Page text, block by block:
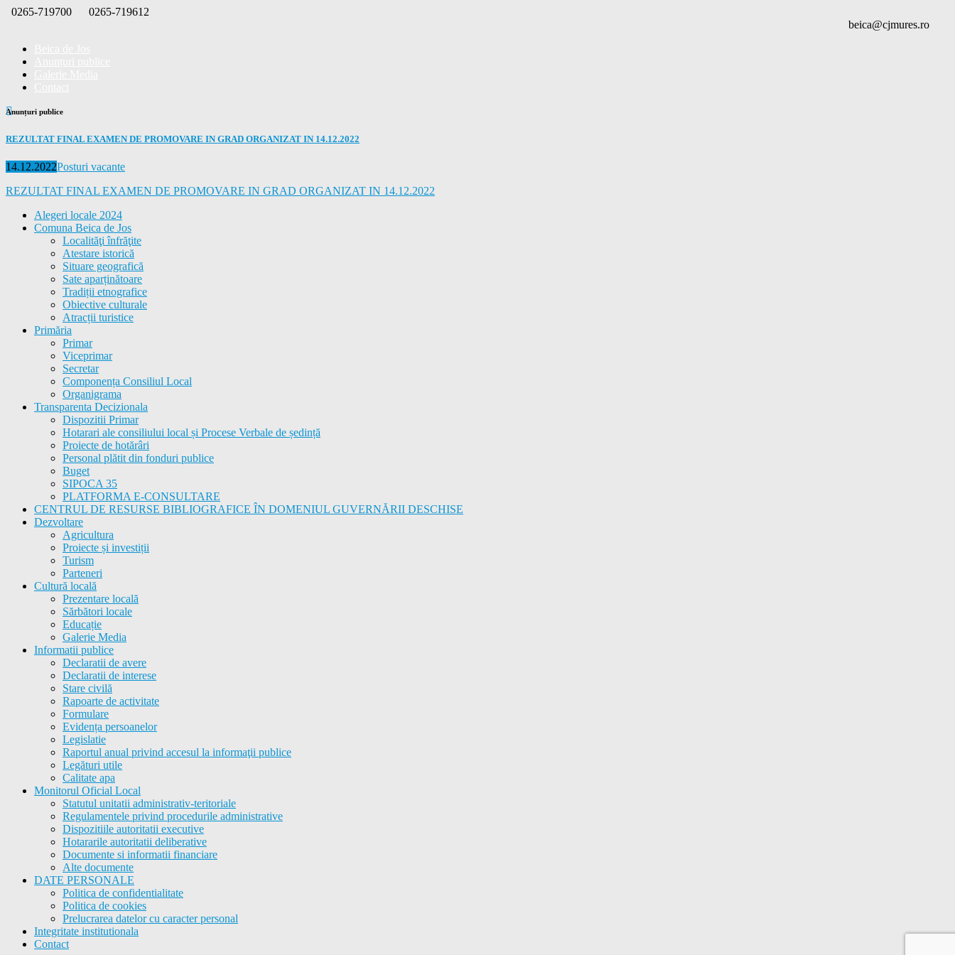
Skip
0265-719700
0265-719612
beica@cjmures.ro
Anunțuri publice
REZULTAT FINAL EXAMEN DE PROMOVARE IN GRAD ORGANIZAT IN 14.12.2022
Posted
14.12.2022Categories
Posturi vacante
REZULTAT FINAL EXAMEN DE PROMOVARE IN GRAD ORGANIZAT IN 14.12.2022
Alegeri locale 2024
Comuna Beica de Jos
Localităţi înfrăţite
Atestare istorică
Situare geografică
Sate aparținătoare
Tradiții etnografice
Obiective culturale
Atracții turistice
Primăria
Primar
Viceprimar
Secretar
Componența Consiliul Local
Organigrama
Transparenta Decizionala
Dispozitii Primar
Hotarari ale consiliului local și Procese Verbale de ședință
Proiecte de hotărâri
Personal plătit din fonduri publice
Buget
SIPOCA 35
PLATFORMA E-CONSULTARE
CENTRUL DE RESURSE BIBLIOGRAFICE ÎN DOMENIUL GUVERNĂRII DESCHISE
Dezvoltare
Agricultura
Proiecte și investiții
Turism
Parteneri
Cultură locală
Prezentare locală
Sărbători locale
Educație
Galerie Media
Informatii publice
Declaratii de avere
Declaratii de interese
Stare civilă
Rapoarte de activitate
Formulare
Evidența persoanelor
Legislatie
Raportul anual privind accesul la informaţii publice
Legături utile
Calitate apa
Monitorul Oficial Local
Statutul unitatii administrativ-teritoriale
Regulamentele privind procedurile administrative
Dispozitiile autoritatii executive
Hotararile autoritatii deliberative
Documente si informatii financiare
Alte documente
DATE PERSONALE
Politica de confidentialitate
Politica de cookies
Prelucrarea datelor cu caracter personal
Integritate institutionala
Contact